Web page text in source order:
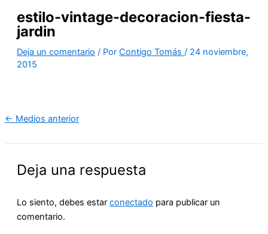
estilo-vintage-decoracion-fiesta-
jardin
Deja un comentario / Por Contigo Tomás / 24 noviembre,
2015
← Medios anterior
Deja una respuesta
Lo siento, debes estar conectado para publicar un
comentario.